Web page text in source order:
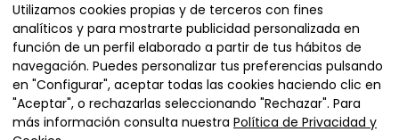
Utilizamos cookies propias y de terceros con fines
analíticos y para mostrarte publicidad personalizada en
función de un perfil elaborado a partir de tus hábitos de
navegación. Puedes personalizar tus preferencias pulsando
en "Configurar", aceptar todas las cookies haciendo clic en
"Aceptar", o rechazarlas seleccionando "Rechazar". Para
más información consulta nuestra Política de Privacidad y